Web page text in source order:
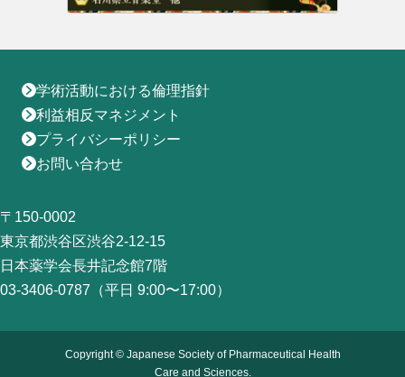
学術活動における倫理指針
利益相反マネジメント
プライバシーポリシー
お問い合わせ
〒150-0002
東京都渋谷区渋谷2-12-15
日本薬学会長井記念館7階
03-3406-0787（平日 9:00〜17:00）
Copyright © Japanese Society of Pharmaceutical Health
Care and Sciences.